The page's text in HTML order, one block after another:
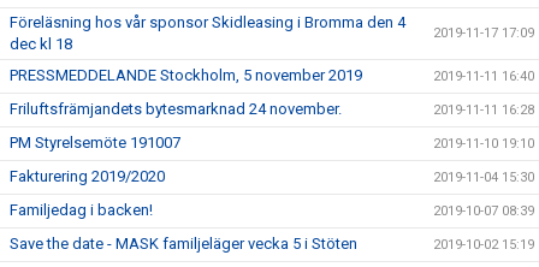
Föreläsning hos vår sponsor Skidleasing i Bromma den 4
dec kl 18
2019-11-17 17:09
PRESSMEDDELANDE Stockholm, 5 november 2019 2019-11-11 16:40
Friluftsfrämjandets bytesmarknad 24 november. 2019-11-11 16:28
PM Styrelsemöte 191007 2019-11-10 19:10
Fakturering 2019/2020 2019-11-04 15:30
Familjedag i backen! 2019-10-07 08:39
Save the date - MASK familjeläger vecka 5 i Stöten 2019-10-02 15:19